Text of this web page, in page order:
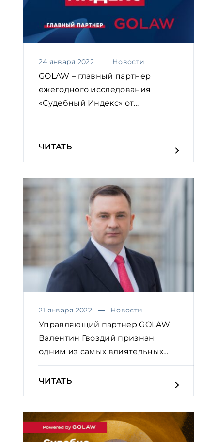
24 января 2022 Новости
GOLAW – главный партнер
ежегодного исследования
«Судебный Индекс» от
ЧИТАТЬ
21 января 2022 Новости
Управляющий партнер GOLAW
Валентин Гвоздий признан
одним из самых влиятельных
юр...
ЧИТАТЬ